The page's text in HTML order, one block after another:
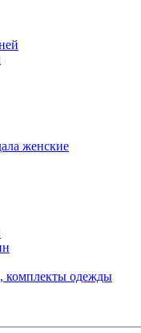
женские
комплекты одежды